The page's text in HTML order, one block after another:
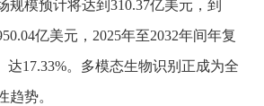
规模预计将达到310.37亿美元，到
亿美元，2025年至2032年间年复
达17.33%。多模态生物识别正成为全
趋势。